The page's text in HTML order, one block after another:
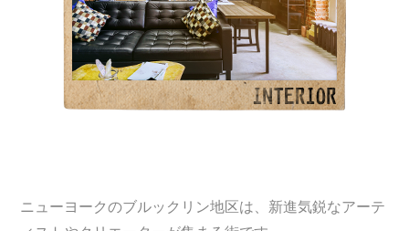
ニューヨークのブルックリン地区は、新進気鋭なアーテ